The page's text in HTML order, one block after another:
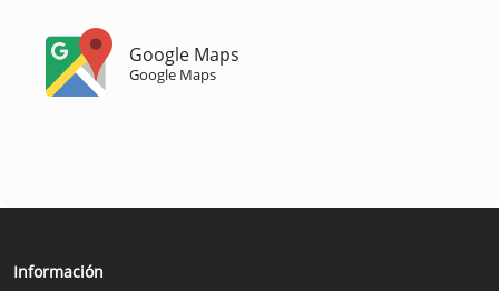
Google Maps
Google Maps
Información